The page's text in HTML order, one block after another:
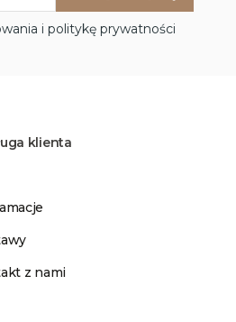
i politykę prywatności
klienta
z nami